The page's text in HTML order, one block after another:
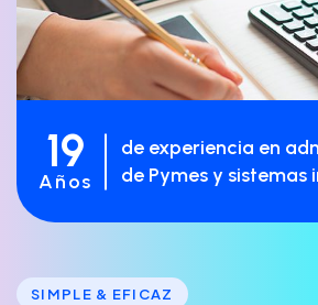
19
Años
de experiencia en
de Pymes y
SIMPLE & EFICAZ